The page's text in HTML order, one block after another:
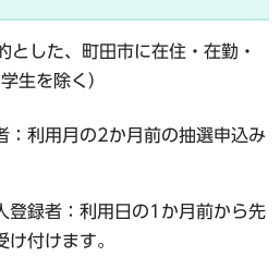
とした、町田市に在住・在勤・
生を除く）
：利用月の2か月前の抽選申込み
登録者：利用日の1か月前から先
付けます。